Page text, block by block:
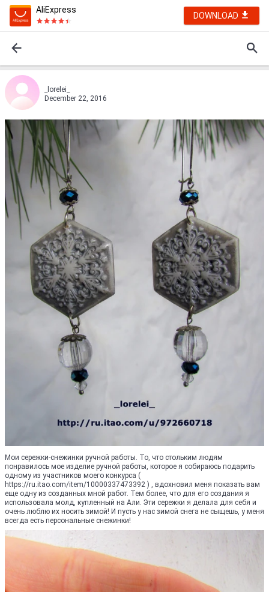
AliExpress
DOWNLOAD
_lorelei_
December 22, 2016
Мои сережки-снежинки ручной работы. То, что стольким людям
понравилось мое изделие ручной работы, которое я собираюсь подарить
одному из участников моего конкурса (
https://ru.itao.com/item/10000337473392 ) , вдохновил меня показать вам
еще одну из созданных мной работ. Тем более, что для его создания я
использовала молд, купленный на Али. Эти сережки я делала для себя и
очень люблю их носить зимой! И пусть у нас зимой снега не сыщешь, у меня
всегда есть персональные снежинки!